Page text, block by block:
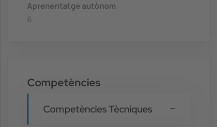
Aprenentatge autònom
6
Competències
Competències Tècniques